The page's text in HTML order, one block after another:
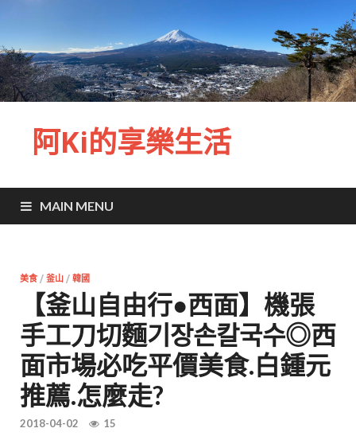
阿Ki的享樂生活
MAIN MENU
美食 / 釜山 / 韓國
【釜山自由行●西面】機張
手工刀切麵기장손칼국수◎西
面市場必吃平價美食.白鍾元
推薦.怎麼走?
2018-04-02 15